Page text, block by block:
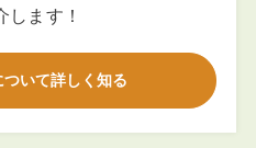
します！
いて詳しく知る